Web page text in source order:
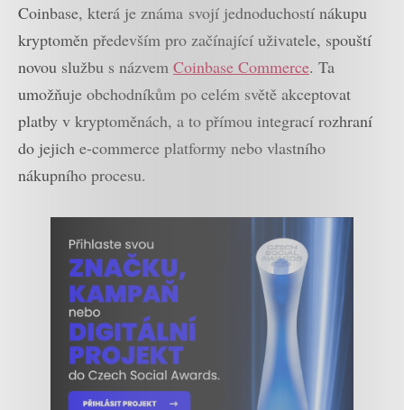
Coinbase, která je známa svojí jednoduchostí nákupu
kryptoměn především pro začínající uživatele, spouští
novou službu s názvem Coinbase Commerce. Ta
umožňuje obchodníkům po celém světě akceptovat
platby v kryptoměnách, a to přímou integrací rozhraní
do jejich e-commerce platformy nebo vlastního
nákupního procesu.